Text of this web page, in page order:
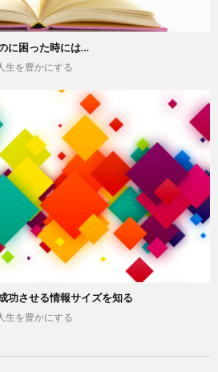
に困った時には…
生を豊かにする
功させる情報サイズを知る
生を豊かにする